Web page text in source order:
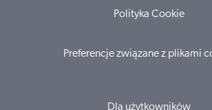
Polityka Cookie
Preferencje związane z plikami
Dla użytkowników